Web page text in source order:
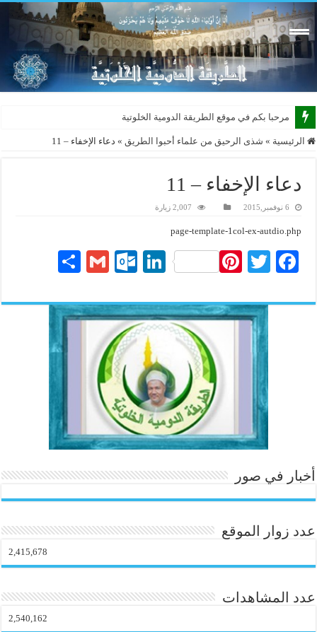
مرحبا بكم في موقع الطريقة الدومية الخلوتية بشكله
الرئيسية » شذى الرحيق من علماء أحبوا الطريق » دعاء الإخفاء – 11
دعاء الإخفاء – 11
6 نوفمبر,2015 2,007 زيارة
page-template-1col-ex-autdio.php
Fa
bo
ok
T
tte
r
er
es
t
Li
ed
In
O
lo
ok
.c
o
m
G
ail
re
أخبار في صور
عدد زوار الموقع
2,415,678
عدد المشاهدات
2,540,162